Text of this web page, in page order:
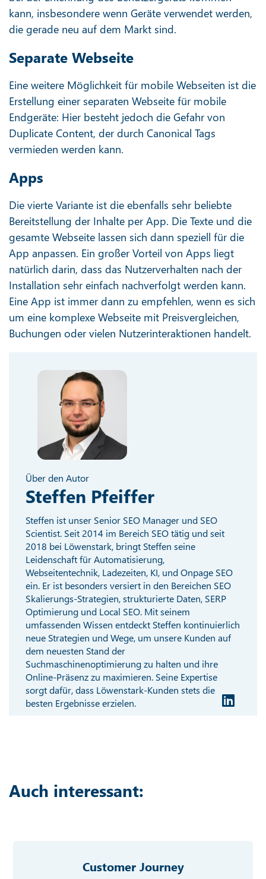
kann, insbesondere wenn Geräte verwendet werden,
die gerade neu auf dem Markt sind.
Separate Webseite
Eine weitere Möglichkeit für mobile Webseiten ist die
Erstellung einer separaten Webseite für mobile
Endgeräte: Hier besteht jedoch die Gefahr von
Duplicate Content, der durch Canonical Tags
vermieden werden kann.
Apps
Die vierte Variante ist die ebenfalls sehr beliebte
Bereitstellung der Inhalte per App. Die Texte und die
gesamte Webseite lassen sich dann speziell für die
App anpassen. Ein großer Vorteil von Apps liegt
natürlich darin, dass das Nutzerverhalten nach der
Installation sehr einfach nachverfolgt werden kann.
Eine App ist immer dann zu empfehlen, wenn es sich
um eine komplexe Webseite mit Preisvergleichen,
Buchungen oder vielen Nutzerinteraktionen handelt.
Über den Autor
Steffen Pfeiffer
Steffen ist unser Senior SEO Manager und SEO
Scientist. Seit 2014 im Bereich SEO tätig und seit
2018 bei Löwenstark, bringt Steffen seine
Leidenschaft für Automatisierung,
Webseitentechnik, Ladezeiten, KI, und Onpage SEO
ein. Er ist besonders versiert in den Bereichen SEO
Skalierungs-Strategien, strukturierte Daten, SERP
Optimierung und Local SEO. Mit seinem
umfassenden Wissen entdeckt Steffen kontinuierlich
neue Strategien und Wege, um unsere Kunden auf
dem neuesten Stand der
Suchmaschinenoptimierung zu halten und ihre
Online-Präsenz zu maximieren. Seine Expertise
sorgt dafür, dass Löwenstark-Kunden stets die
besten Ergebnisse erzielen.
Auch interessant:
Customer Journey